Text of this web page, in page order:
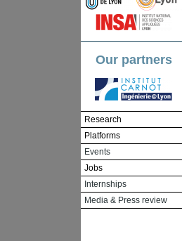
Our partners
Research
Platforms
Events
Jobs
Internships
Media & Press review